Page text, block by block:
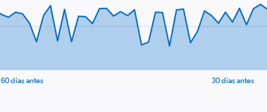
60 días antes 30 días antes